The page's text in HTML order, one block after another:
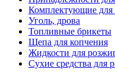
Комплектующие для
Уголь, дрова
Топливные брикеты
Щепа для копчения
Жидкости для
Сухие средства для